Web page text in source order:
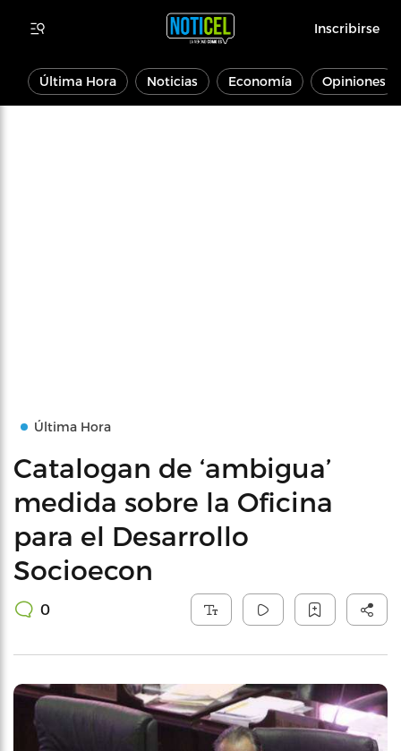
Inscribirse
Última Hora Noticias Economía Opiniones
Última Hora
Catalogan de ‘ambigua’
medida sobre la Oficina
para el Desarrollo
Socioecon
0